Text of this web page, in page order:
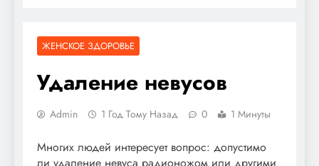
ЖЕНСКОЕ ЗДОРОВЬЕ
Удаление невусов
Admin 1 Год Тому Назад 0 1 Минуты
Многих людей интересует вопрос: допустимо
ли удаление невуса радионожом или другими